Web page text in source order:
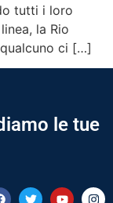
tutti i loro
la Rio
ci […]
le tue